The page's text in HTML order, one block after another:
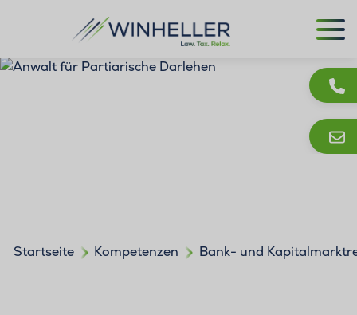
Startseite Kompetenzen Bank- und